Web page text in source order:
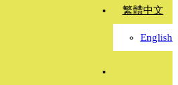
繁體中文
English